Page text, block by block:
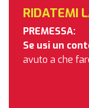
RIDATEMI
PREMESSA:
Se usi un
avuto a che